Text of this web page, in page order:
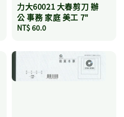
力大60021 大春剪刀 辦
公 事務 家庭 美工 7"
Regular
NT$ 60.0